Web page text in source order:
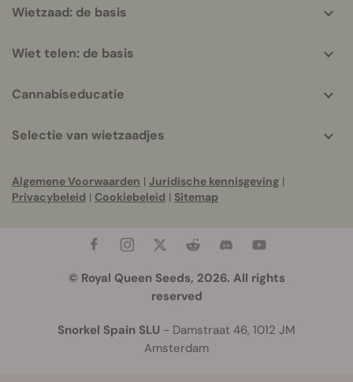
Wietzaad: de basis
Wiet telen: de basis
Cannabiseducatie
Selectie van wietzaadjes
Algemene Voorwaarden | Juridische kennisgeving |
Privacybeleid | Cookiebeleid | Sitemap
© Royal Queen Seeds, 2026. All rights
reserved
Snorkel Spain SLU - Damstraat 46, 1012 JM
Amsterdam